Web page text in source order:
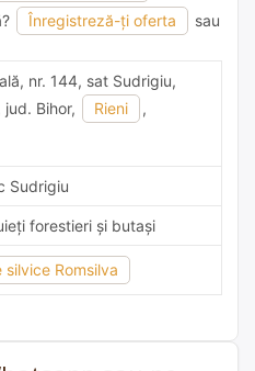
Înregistreză-ți oferta
sau
nr. 144, sat Sudrigiu,
jud. Bihor,
Rieni
,
Sudrigiu
forestieri și butași
silvice Romsilva